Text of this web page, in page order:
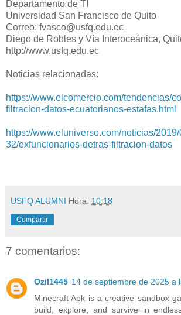
Departamento de TI
Universidad San Francisco de Quito
Correo: fvasco@usfq.edu.ec
Diego de Robles y Vía Interoceánica,
http://www.usfq.edu.ec
Noticias relacionadas:
https://www.elcomercio.com/tendencias/
filtracion-datos-ecuatorianos-estafas.html
https://www.eluniverso.com/noticias/
32/exfuncionarios-detras-filtracion-datos
USFQ ALUMNI Hora: 10:18
Compartir
7 comentarios:
Ozil1445 14 de septiembre de 2025 a
Minecraft Apk is a creative sandbox
build, explore, and survive in